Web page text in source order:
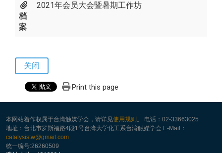
档
案
2021年会员大会暨暑期工作坊
关闭
Print this page
本网站着作权属于台湾触媒学会，请详见使用规则 。 电话：02-33663025
地址：台北市罗斯福路4段1号台湾大学化工系台湾触媒学会 E-Mail：
catalysistw@gmail.com
统一编号:26260509